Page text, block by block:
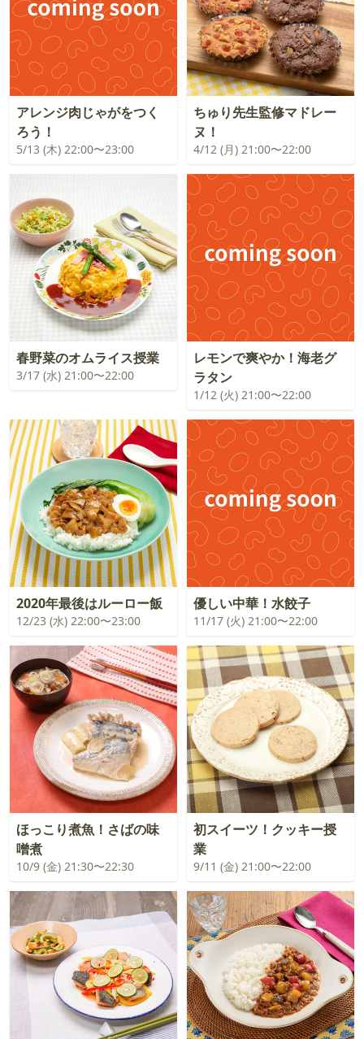
アレンジ肉じゃがをつく
ろう！
5/13 (木) 22:00〜23:00
ちゅり先生監修マドレー
ヌ！
4/12 (月) 21:00〜22:00
春野菜のオムライス授業
3/17 (水) 21:00〜22:00
レモンで爽やか！海老グ
ラタン
1/12 (火) 21:00〜22:00
2020年最後はルーロー飯
12/23 (水) 22:00〜23:00
優しい中華！水餃子
11/17 (火) 21:00〜22:00
ほっこり煮魚！さばの味
噌煮
10/9 (金) 21:30〜22:30
初スイーツ！クッキー授
業
9/11 (金) 21:00〜22:00